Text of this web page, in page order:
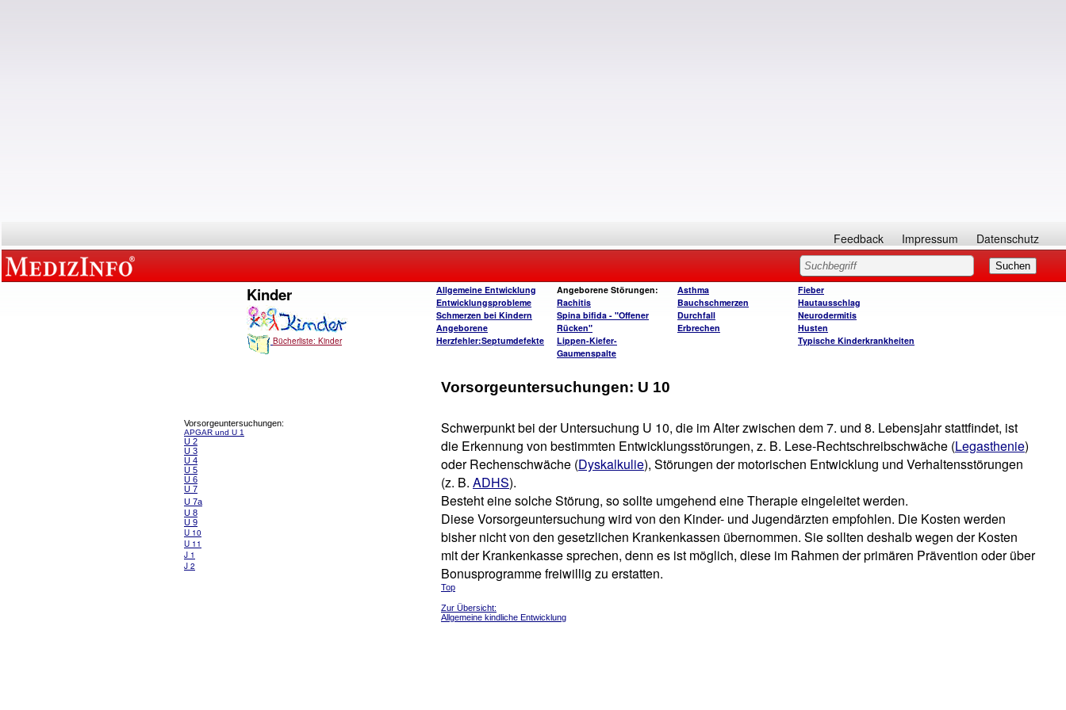
Feedback Impressum Datenschutz
Kinder
Bücherliste: Kinder
Allgemeine Entwicklung
Entwicklungsprobleme
Schmerzen bei Kindern
Angeborene
Herzfehler:Septumdefekte
Angeborene Störungen:
Rachitis
Spina bifida - "Offener
Rücken"
Lippen-Kiefer-
Gaumenspalte
Asthma
Bauchschmerzen
Durchfall
Erbrechen
Fieber
Hautausschlag
Neurodermitis
Husten
Typische Kinderkrankheiten
Vorsorgeuntersuchungen: U 10
Vorsorgeuntersuchungen:
APGAR und U 1
U 2
U 3
U 4
U 5
U 6
U 7
U 7a
U 8
U 9
U 10
U 11
J 1
J 2
Schwerpunkt bei der Untersuchung U 10, die im Alter zwischen dem 7. und 8. Lebensjahr stattfindet, ist
die Erkennung von bestimmten Entwicklungsstörungen, z. B. Lese-Rechtschreibschwäche (Legasthenie)
oder Rechenschwäche (Dyskalkulie), Störungen der motorischen Entwicklung und Verhaltensstörungen
(z. B. ADHS).
Besteht eine solche Störung, so sollte umgehend eine Therapie eingeleitet werden.
Diese Vorsorgeuntersuchung wird von den Kinder- und Jugendärzten empfohlen. Die Kosten werden
bisher nicht von den gesetzlichen Krankenkassen übernommen. Sie sollten deshalb wegen der Kosten
mit der Krankenkasse sprechen, denn es ist möglich, diese im Rahmen der primären Prävention oder über
Bonusprogramme freiwillig zu erstatten.
Top
Zur Übersicht:
Allgemeine kindliche Entwicklung